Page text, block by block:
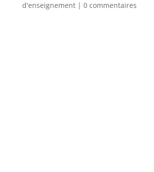
d'enseignement| 0 commentaires